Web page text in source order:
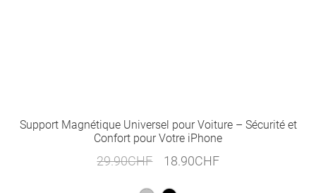
Support Magnétique Universel pour Voiture – Sécurité et
Confort pour Votre iPhone
29.90CHF
Le18.90CHFLe